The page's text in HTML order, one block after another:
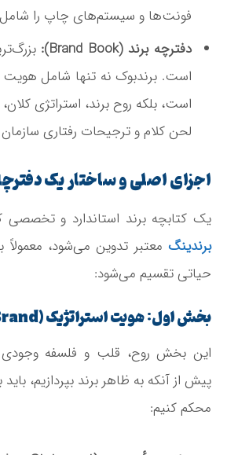
فونت‌ها و سیستم‌های چاپ را
دفترچه برند (Brand Book):
است. برندبوک نه تنها شامل هویت
است، بلکه روح برند، استراتژی
لحن کلام و ترجیحات رفتاری سازمان
اجزای اصلی و ساختار یک دفترچه برند
یک کتابچه برند استاندارد و
برندینگ معتبر تدوین می‌شود،
حیاتی تقسیم می‌شود:
بخش اول: هویت استراتژیک (The Soul of Brand)
این بخش روح، قلب و فلسفه
پیش از آنکه به ظاهر برند بپردازیم،
محکم کنیم: